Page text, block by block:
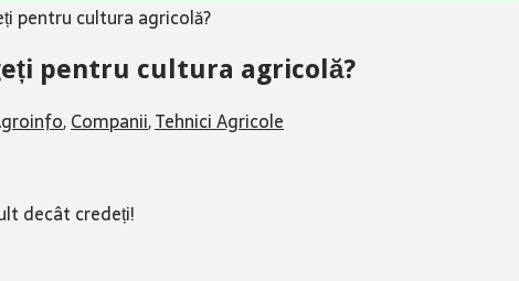
pentru cultura agricolă?
pentru cultura agricolă?
,Companii,Tehnici Agricole
decât credeți!